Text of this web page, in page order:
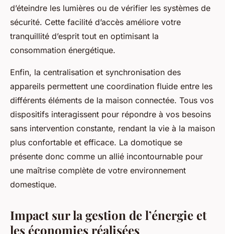
d’éteindre les lumières ou de vérifier les systèmes de
sécurité. Cette facilité d’accès améliore votre
tranquillité d’esprit tout en optimisant la
consommation énergétique.
Enfin, la centralisation et synchronisation des
appareils permettent une coordination fluide entre les
différents éléments de la maison connectée. Tous vos
dispositifs interagissent pour répondre à vos besoins
sans intervention constante, rendant la vie à la maison
plus confortable et efficace. La domotique se
présente donc comme un allié incontournable pour
une maîtrise complète de votre environnement
domestique.
Impact sur la gestion de l’énergie et
les économies réalisées